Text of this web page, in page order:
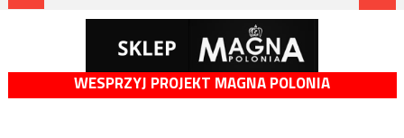
WESPRZYJ PROJEKT MAGNA POLONIA